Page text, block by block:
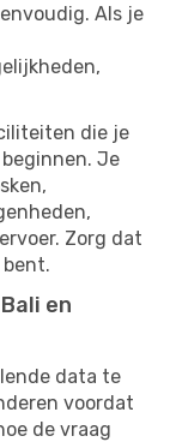
Als je
die je
Je
Zorg dat
en
data te
voordat
de vraag